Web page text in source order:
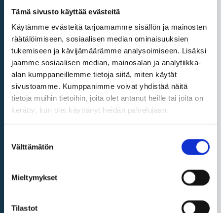
Tämä sivusto käyttää evästeitä
Käytämme evästeitä tarjoamamme sisällön ja mainosten
räätälöimiseen, sosiaalisen median ominaisuuksien
tukemiseen ja kävijämäärämme analysoimiseen. Lisäksi
jaamme sosiaalisen median, mainosalan ja analytiikka-
alan kumppaneillemme tietoja siitä, miten käytät
sivustoamme. Kumppanimme voivat yhdistää näitä
tietoja muihin tietoihin, joita olet antanut heille tai joita on
kerätty, kun olet käyttänyt heidän palvelujaan.
valinta
Välttämätön
Mieltymykset
Tilastot
E. Koulutus tai harjoittelu
toisessa jäsenvaltiossa
F. Terveydenhuolto
G. Kansalaisiin ja perheisiin
sovellettavat oikeudet
H. Kuluttajien oikeudet
Annex I areas of
J. Liiketoiminnan